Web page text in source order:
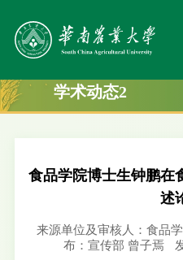
学术动态2
食品学院博士生钟鹏在
述
来源单位及审核人：食品
布：宣传部 曾子焉